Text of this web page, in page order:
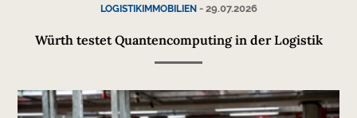
LOGISTIKIMMOBILIEN- 29.07.2026
Würth testet Quantencomputing in der Logistik